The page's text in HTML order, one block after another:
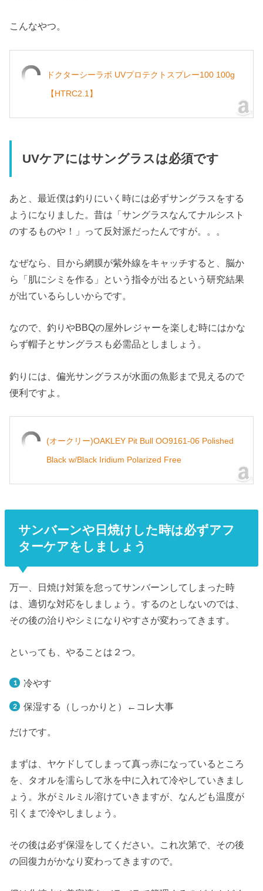
こんなやつ。
ドクターシーラボ UVプロテクトスプレー100 100g
【HTRC2.1】
UVケアにはサングラスは必須です
あと、最近僕は釣りにいく時には必ずサングラスをする
ようになりました。昔は「サングラスなんてナルシスト
のするものや！」って反対派だったんですが。。。
なぜなら、目から網膜が紫外線をキャッチすると、脳か
ら「肌にシミを作る」という指令が出るという研究結果
が出ているらしいからです。
なので、釣りやBBQの屋外レジャーを楽しむ時にはかな
らず帽子とサングラスも必需品としましょう。
釣りには、偏光サングラスが水面の魚影まで見えるので
便利ですよ。
(オークリー)OAKLEY Pit Bull OO9161-06 Polished
Black w/Black Iridium Polarized Free
サンバーンや日焼けした時は必ずアフ
ターケアをしましょう
万一、日焼け対策を怠ってサンバーンしてしまった時
は、適切な対応をしましょう。するのとしないのでは、
その後の治りやシミになりやすさが変わってきます。
といっても、やることは２つ。
冷やす
保湿する（しっかりと）←コレ大事
だけです。
まずは、ヤケドしてしまって真っ赤になっているところ
を、タオルを濡らして氷を中に入れて冷やしていきまし
ょう。氷がミルミル溶けていきますが、なんども温度が
引くまで冷やしましょう。
その後は必ず保湿をしてください。これ次第で、その後
の回復力がかなり変わってきますので。